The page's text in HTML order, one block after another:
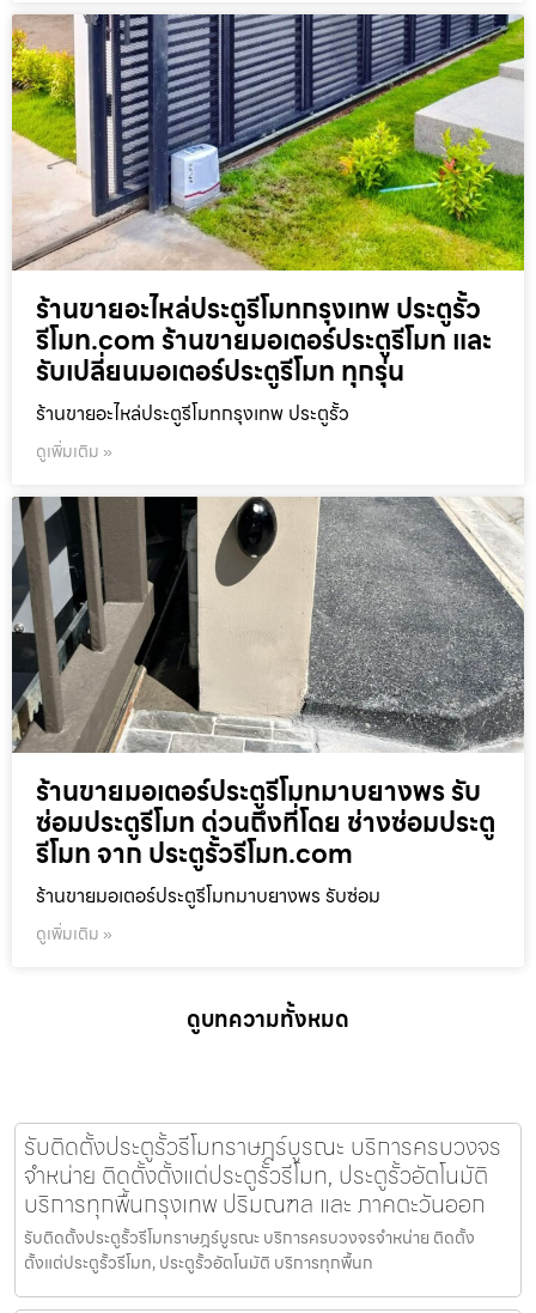
ร้านขายอะไหล่ประตูรีโมทกรุงเทพ ประตูรั้ว
รีโมท.com ร้านขายมอเตอร์ประตูรีโมท และ
รับเปลี่ยนมอเตอร์ประตูรีโมท ทุกรุ่น
ร้านขายอะไหล่ประตูรีโมทกรุงเทพ ประตูรั้ว
ดูเพิ่มเติม »
ร้านขายมอเตอร์ประตูรีโมทมาบยางพร รับ
ซ่อมประตูรีโมท ด่วนถึงที่โดย ช่างซ่อมประตู
รีโมท จาก ประตูรั้วรีโมท.com
ร้านขายมอเตอร์ประตูรีโมทมาบยางพร รับซ่อม
ดูเพิ่มเติม »
ดูบทความทั้งหมด
รับติดตั้งประตูรั้วรีโมทราษฎร์บูรณะ บริการครบวงจร
จำหน่าย ติดตั้งตั้งแต่ประตูรั้วรีโมท, ประตูรั้วอัตโนมัติ
บริการทุกพื้นกรุงเทพ ปริมณฑล และ ภาคตะวันออก
รับติดตั้งประตูรั้วรีโมทราษฎร์บูรณะ บริการครบวงจรจำหน่าย ติดตั้ง
ตั้งแต่ประตูรั้วรีโมท, ประตูรั้วอัตโนมัติ บริการทุกพื้นก